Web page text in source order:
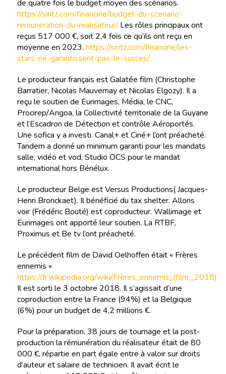
de quatre fois le budget moyen des scénarios.
https://siritz.com/financine/budget-du-scenario-
remuneration-du-realisateur/Les rôles principaux ont
reçus 517 000 €, soit 2,4 fois ce qu’ils ont reçu en
moyenne en 2023. https://siritz.com/financine/les-
stars-ne-garantissent-pas-le-succes/
Le producteur français est Galatée film (Christophe
Barratier, Nicolas Mauvernay et Nicolas Elgozy). Il a
reçu le soutien de Eurimages, Média, le CNC,
Procirep/Angoa, la Collectivité territoriale de la Guyane
et l’Escadron de Détection et contrôle Aéroportés.
Une sofica y a investi. Canal+ et Ciné+ l’ont préacheté.
Tandem a donné un minimum garanti pour les mandats
salle, vidéo et vod, Studio OCS pour le mandat
international hors Bénélux.
Le producteur Belge est Versus Productions( Jacques-
Henri Bronckaet). Il bénéficié du tax shelter. Allons
voir (Frédéric Bouté) est coproducteur. Wallimage et
Eurimages ont apporté leur soutien. La RTBF,
Proximus et Be tv l’ont préacheté.
Le précédent film de David Oelhoffen était « Frères
ennemis »
https://fr.wikipedia.org/wiki/Frères_ennemis_(film,_2018).
Il est sorti le 3 octobre 2018. Il s’agissait d’une
coproduction entre la France (94%) et la Belgique
(6%) pour un budget de 4,2 millions €.
Pour la préparation, 38 jours de tournage et la post-
production la rémunération du réalisateur était de 80
000 €, répartie en part égale entre à valoir sur droits
d’auteur et salaire de technicien. Il avait écrit le